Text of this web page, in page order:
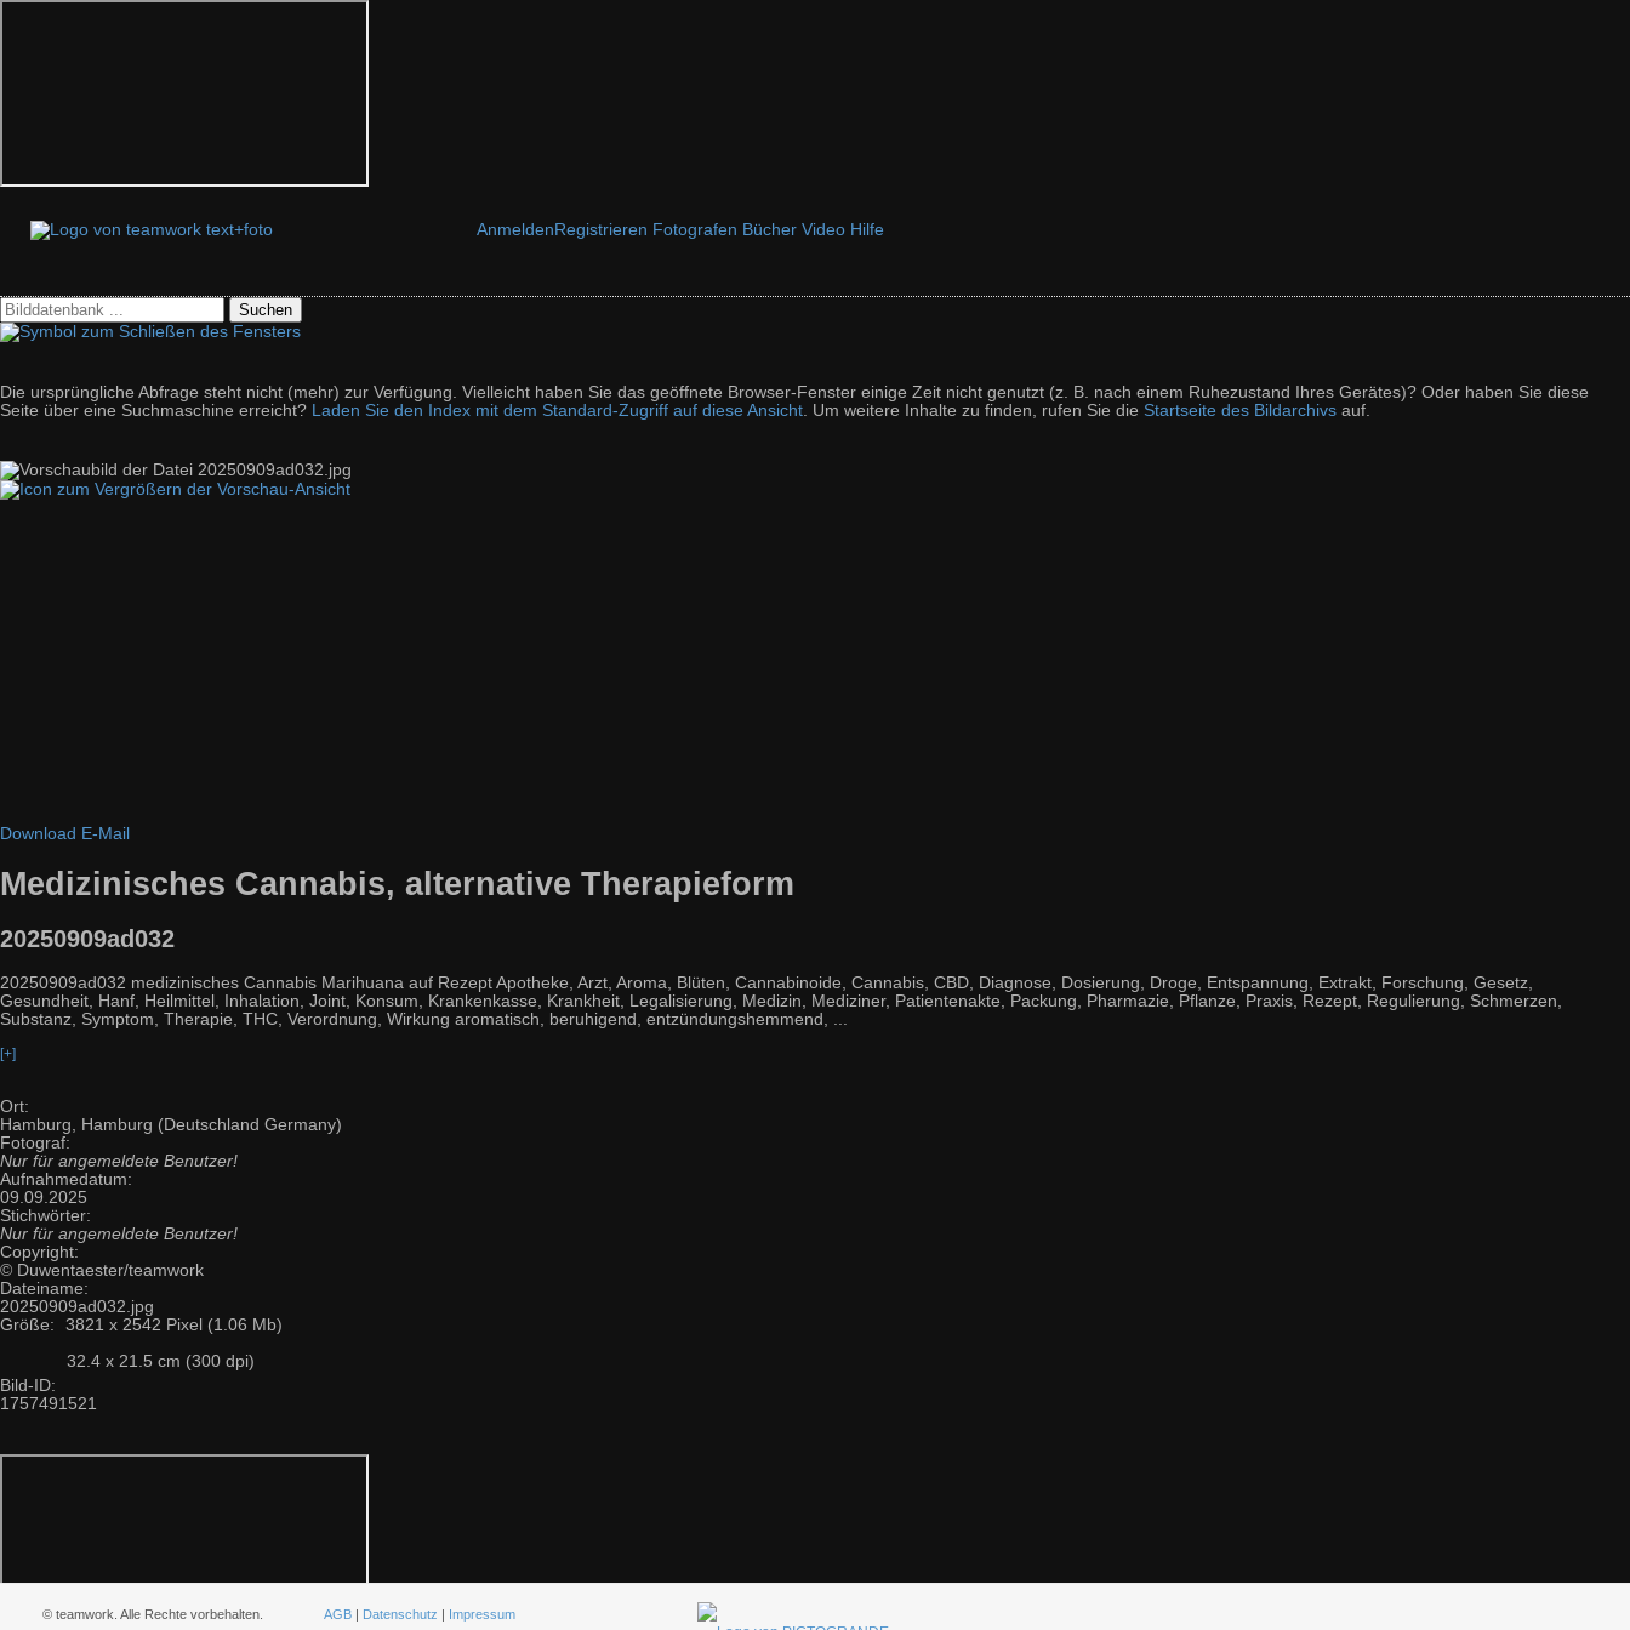
Anmelden Registrieren Fotografen Bücher Video Hilfe
Suchen
Die ursprüngliche Abfrage steht nicht (mehr) zur Verfügung. Vielleicht haben Sie das geöffnete Browser-Fenster einige Zeit nicht genutzt (z. B. nach einem Ruhezustand Ihres Gerätes)? Oder haben Sie diese
Seite über eine Suchmaschine erreicht? Laden Sie den Index mit dem Standard-Zugriff auf diese Ansicht. Um weitere Inhalte zu finden, rufen Sie die Startseite des Bildarchivs auf.
Download E-Mail
Medizinisches Cannabis, alternative Therapieform
20250909ad032
20250909ad032 medizinisches Cannabis Marihuana auf Rezept Apotheke, Arzt, Aroma, Blüten, Cannabinoide, Cannabis, CBD, Diagnose, Dosierung, Droge, Entspannung, Extrakt, Forschung, Gesetz,
Gesundheit, Hanf, Heilmittel, Inhalation, Joint, Konsum, Krankenkasse, Krankheit, Legalisierung, Medizin, Mediziner, Patientenakte, Packung, Pharmazie, Pflanze, Praxis, Rezept, Regulierung, Schmerzen,
Substanz, Symptom, Therapie, THC, Verordnung, Wirkung aromatisch, beruhigend, entzündungshemmend, ...
[+]
Ort:
Hamburg, Hamburg (Deutschland Germany)
Fotograf:
Nur für angemeldete Benutzer!
Aufnahmedatum:
09.09.2025
Stichwörter:
Nur für angemeldete Benutzer!
Copyright:
© Duwentaester/teamwork
Dateiname:
20250909ad032.jpg
Größe:
3821 x 2542 Pixel (1.06 Mb)
32.4 x 21.5 cm (300 dpi)
Bild-ID:
1757491521
© teamwork. Alle Rechte vorbehalten. AGB | Datenschutz | Impressum